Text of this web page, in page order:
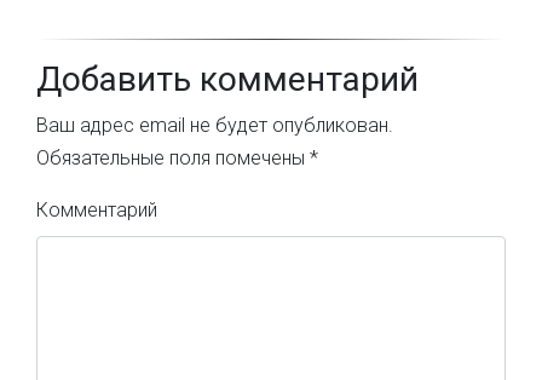
Добавить комментарий
Ваш адрес email не будет опубликован.
Обязательные поля помечены *
Комментарий